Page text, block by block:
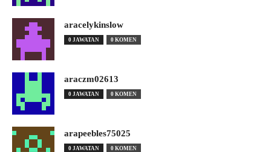
aracelykinslow
0 JAWATAN 0 KOMEN
araczm02613
0 JAWATAN 0 KOMEN
arapeebles75025
0 JAWATAN 0 KOMEN